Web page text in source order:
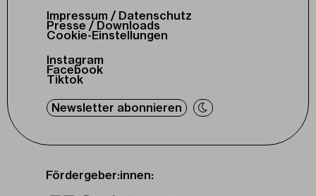
Impressum / Datenschutz
Presse / Downloads
Cookie-Einstellungen
Instagram
Facebook
Tiktok
Newsletter abonnieren
Fördergeber:innen: